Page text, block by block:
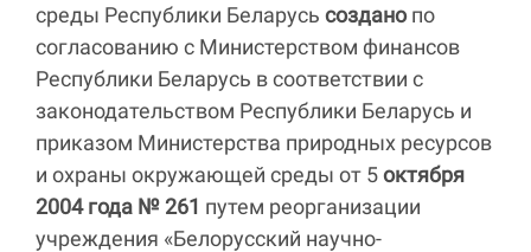
среды Республики Беларусь созданопо
согласованию с Министерством финансов
Республики Беларусь в соответствии с
законодательством Республики Беларусь и
приказом Министерства природных ресурсов
и охраны окружающей среды от 5октября
2004 года № 261 путем реорганизации
учреждения «Белорусский научно-